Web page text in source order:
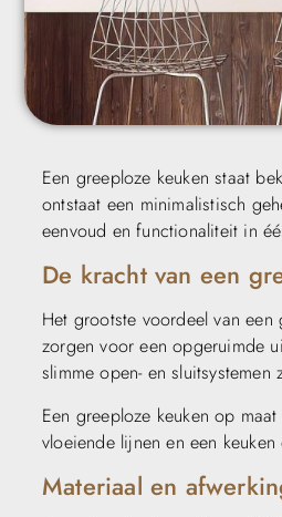
Een greeploze keuken staat
ontstaat een minimalistisch
eenvoud en functionaliteit in
De kracht van een
Het grootste voordeel van
zorgen voor een opgeruimde
slimme open- en
Een greeploze keuken op
vloeiende lijnen en een
Materiaal en